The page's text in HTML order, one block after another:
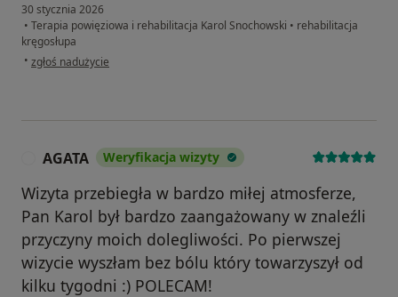
30 stycznia 2026
• Terapia powięziowa i rehabilitacja Karol Snochowski • rehabilitacja
kręgosłupa
• w opinii użytkownika Patryk
zgłoś nadużycie
AGATA Weryfikacja wizyty
Wizyta przebiegła w bardzo miłej atmosferze,
Pan Karol był bardzo zaangażowany w znaleźli
przyczyny moich dolegliwości. Po pierwszej
wizycie wyszłam bez bólu który towarzyszył od
kilku tygodni :) POLECAM!